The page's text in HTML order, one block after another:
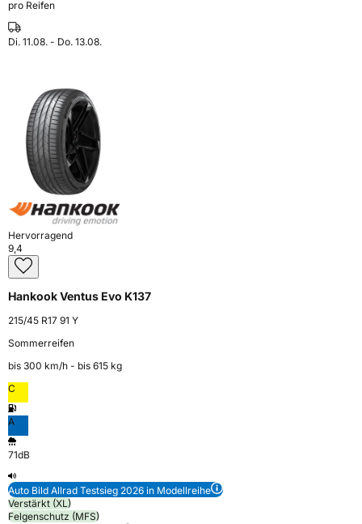
pro Reifen
Di. 11.08. - Do. 13.08.
Hervorragend
9,4
Hankook Ventus Evo K137
215/45 R17 91 Y
Sommerreifen
bis 300 km⁠/⁠h - bis 615 kg
C
A
71dB
Auto Bild Allrad Testsieg 2026 in Modellreihe
Verstärkt (XL)
Felgenschutz (MFS)